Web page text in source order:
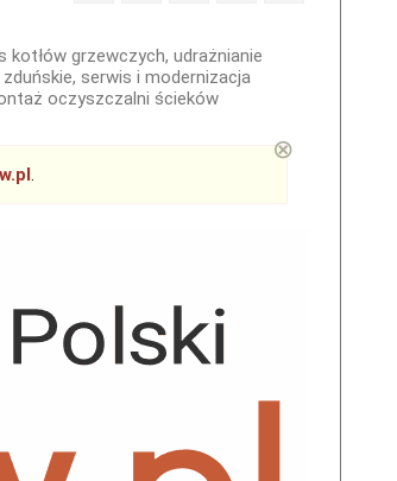
kotłów grzewczych, udrażnianie
serwis i modernizacja
oczyszczalni ścieków
.
⊗